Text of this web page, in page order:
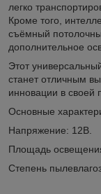
легко
Кроме того,
съёмный
дополнительное
Этот
станет отличным
инновации в своей
Основные
Напряжение: 12В.
Площадь
Степень